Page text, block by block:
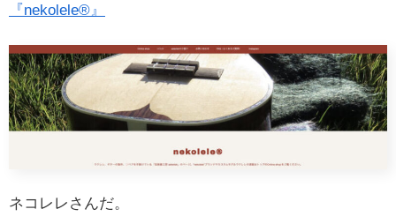
『nekolele®』
ネコレレさんだ。